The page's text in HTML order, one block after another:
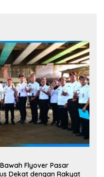
Flyover Pasar
Dekat dengan Rakyat